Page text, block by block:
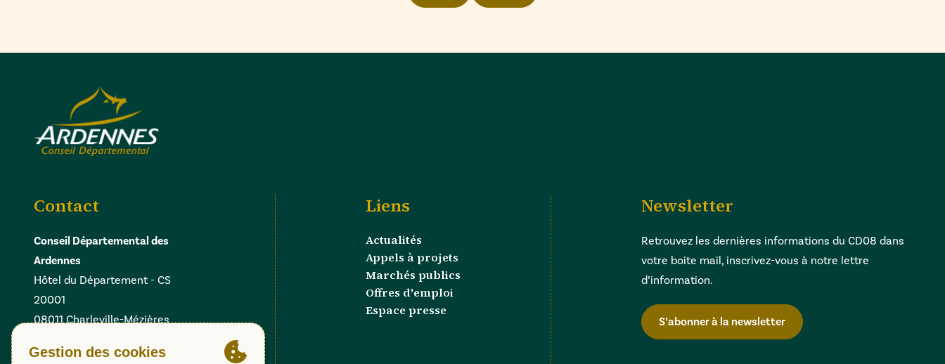
Contact
Conseil Départemental des
Ardennes
Hôtel du Département - CS
20001
08011 Charleville-Mézières
Liens
Actualités
Appels à projets
Marchés publics
Offres d'emploi
Espace presse
Newsletter
Retrouvez les dernières informations du CD08 dans
votre boite mail, inscrivez-vous à notre lettre
d’information.
S’abonner à la newsletter